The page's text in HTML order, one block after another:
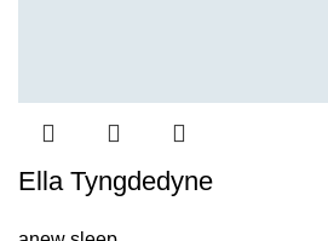
Ella Tyngdedyne